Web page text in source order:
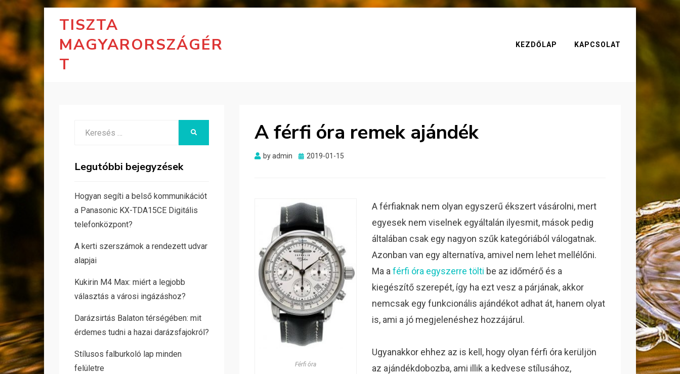
TISZTA
MAGYARORSZÁGÉR
T
KEZDŐLAP KAPCSOLAT
A férfi óra remek ajándék
byadmin
Posted
2019-01-15
Férfi óra
A férfiaknak nem olyan egyszerű ékszert vásárolni, mert
egyesek nem viselnek egyáltalán ilyesmit, mások pedig
általában csak egy nagyon szűk kategóriából válogatnak.
Azonban van egy alternatíva, amivel nem lehet mellélőni.
Ma aférfi óra egyszerre tölti be az időmérő és a
kiegészítő szerepét, így ha ezt vesz a párjának, akkor
nemcsak egy funkcionális ajándékot adhat át, hanem olyat
is, ami a jó megjelenéshez hozzájárul.
Ugyanakkor ehhez az is kell, hogy olyan férfi óra kerüljön
az ajándékdobozba, ami illik a kedvese stílusához,
Legutóbbi bejegyzések
Hogyan segíti a belső kommunikációt
a Panasonic KX-TDA15CE Digitális
telefonközpont?
A kerti szerszámok a rendezett udvar
alapjai
Kukirin M4 Max: miért a legjobb
választás a városi ingázáshoz?
Darázsirtás Balaton térségében: mit
érdemes tudni a hazai darázsfajokról?
Stílusos falburkoló lap minden
felületre